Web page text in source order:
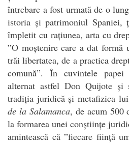
întrebare a fost urmată de o
istoria și patrimoniul Spaniei,
împletit cu rațiunea, arta cu
”O moștenire care a dat
trăi libertatea, de a practica
comună”. În cuvintele
alternat astfel Don Quijote și
tradiția juridică și metafizica
de la Salamanca, de acum 500
la formarea unei conștiințe
amintească că ”fiecare ființă